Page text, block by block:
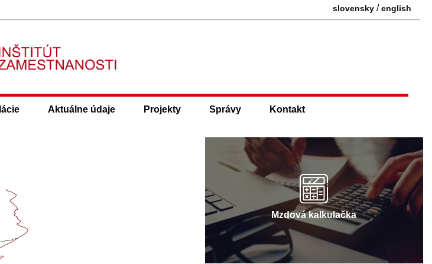
slovensky /english
Aktuálne údaje Projekty Správy Kontakt
Mzdová kalkulačka